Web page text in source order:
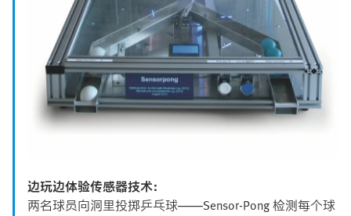
边玩边体验传感器技术：
两名球员向洞里投掷乒乓球——Sensor-Pong 检测每个球